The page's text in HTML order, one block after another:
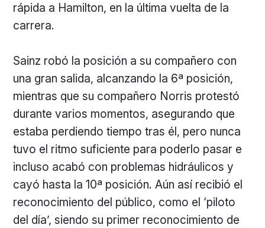
rápida a Hamilton, en la última vuelta de la
carrera.
Sainz robó la posición a su compañero con
una gran salida, alcanzando la 6ª posición,
mientras que su compañero Norris protestó
durante varios momentos, asegurando que
estaba perdiendo tiempo tras él, pero nunca
tuvo el ritmo suficiente para poderlo pasar e
incluso acabó con problemas hidráulicos y
cayó hasta la 10ª posición. Aún así recibió el
reconocimiento del público, como el ‘piloto
del día’, siendo su primer reconocimiento de